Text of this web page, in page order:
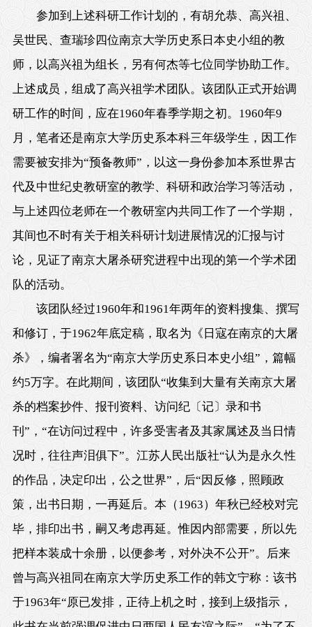
参加到上述科研工作计划的，有胡允恭、高兴祖、
吴世民、查瑞珍四位南京大学历史系日本史小组的教
师，以高兴祖为组长，另有何杰等七位同学协助工作。
上述成员，组成了高兴祖学术团队。该团队正式开始调
研工作的时间，应在1960年春季学期之初。1960年9
月，笔者还是南京大学历史系本科三年级学生，因工作
需要被安排为“预备教师”，以这一身份参加本系世界古
代及中世纪史教研室的教学、科研和政治学习等活动，
与上述四位老师在一个教研室内共同工作了一个学期，
其间也不时有关于相关科研计划进展情况的汇报与讨
论，见证了南京大屠杀研究进程中出现的第一个学术团
队的活动。
该团队经过1960年和1961年两年的资料搜集、撰写
和修订，于1962年底定稿，取名为《日寇在南京的大屠
杀》，编者署名为“南京大学历史系日本史小组”，篇幅
约5万字。在此期间，该团队“收集到大量有关南京大屠
杀的档案抄件、报刊资料、访问纪〔记〕录和书
刊”，“在访问过程中，许多受害者及其家属述及当日情
况时，往往声泪俱下”。江苏人民出版社“认为是永久性
的作品，决定印出，公之世界”，后“因反修，照顾政
策，出书日期，一再延后。本（1963）年秋已经校对完
毕，排印出书，嗣又考虑再延。惟因内部需要，所以先
把样本装成十余册，以便参考，对外决不公开”。后来
曾与高兴祖同在南京大学历史系工作的韩文宁称：该书
于1963年“原已发排，正待上机之时，接到上级指示，